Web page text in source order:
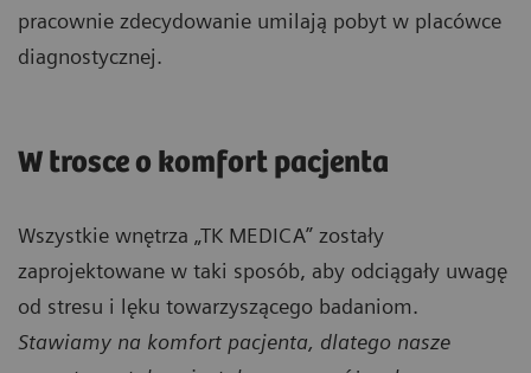
pracownie zdecydowanie umilają pobyt w placówce
diagnostycznej.
W trosce o komfort pacjenta
Wszystkie wnętrza „TK MEDICA” zostały
zaprojektowane w taki sposób, aby odciągały uwagę
od stresu i lęku towarzyszącego badaniom.
Stawiamy na komfort pacjenta, dlatego nasze